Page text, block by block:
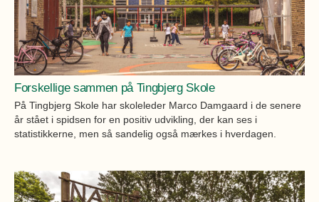
Forskellige sammen på Tingbjerg Skole
På Tingbjerg Skole har skoleleder Marco Damgaard i de senere
år stået i spidsen for en positiv udvikling, der kan ses i
statistikkerne, men så sandelig også mærkes i hverdagen.